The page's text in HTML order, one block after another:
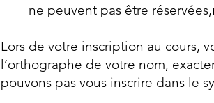
ne peuvent pas être réservées,
Lors de votre inscription au cours,
l’orthographe de votre nom,
pouvons pas vous inscrire dans le